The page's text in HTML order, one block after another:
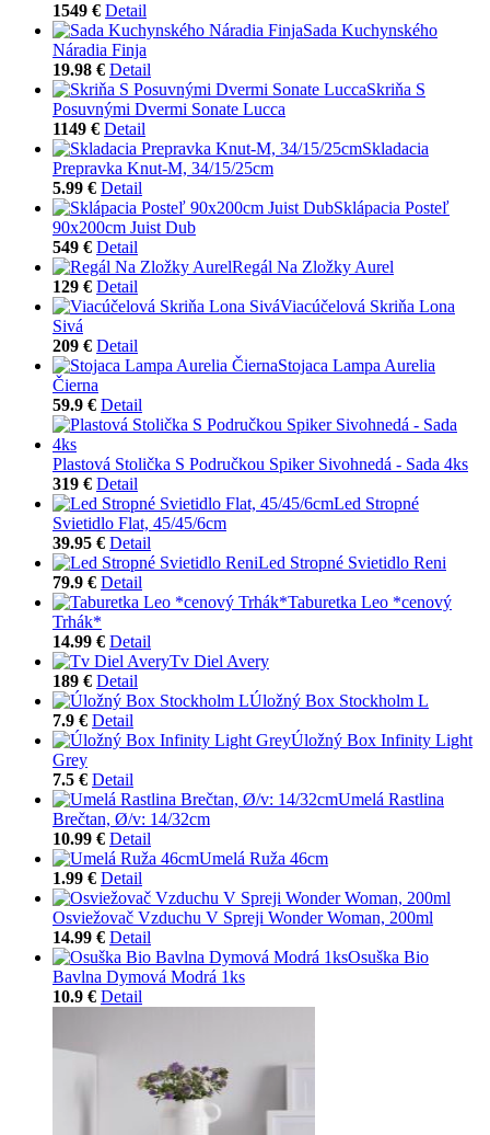
1549 € Detail
Sada Kuchynského
Náradia Finja
19.98 € Detail
Skriňa S
Posuvnými Dvermi Sonate Lucca
1149 € Detail
Skladacia
Prepravka Knut-M, 34/15/25cm
5.99 € Detail
Sklápacia Posteľ
90x200cm Juist Dub
549 € Detail
Regál Na Zložky Aurel
129 € Detail
Viacúčelová Skriňa Lona
Sivá
209 € Detail
Stojaca Lampa Aurelia
Čierna
59.9 € Detail
Plastová Stolička S Područkou Spiker Sivohnedá - Sada 4ks
319 € Detail
Led Stropné
Svietidlo Flat, 45/45/6cm
39.95 € Detail
Led Stropné Svietidlo Reni
79.9 € Detail
Taburetka Leo *cenový
Trhák*
14.99 € Detail
Tv Diel Avery
189 € Detail
Úložný Box Stockholm L
7.9 € Detail
Úložný Box Infinity Light
Grey
7.5 € Detail
Umelá Rastlina
Brečtan, Ø/v: 14/32cm
10.99 € Detail
Umelá Ruža 46cm
1.99 € Detail
Osviežovač Vzduchu V Spreji Wonder Woman, 200ml
14.99 € Detail
Osuška Bio
Bavlna Dymová Modrá 1ks
10.9 € Detail